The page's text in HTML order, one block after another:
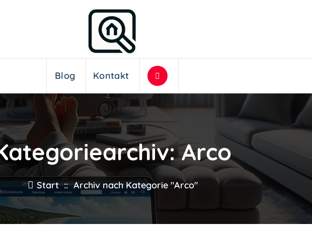
Blog Kontakt
Arco
Start :: Archiv nach Kategorie "Arco"